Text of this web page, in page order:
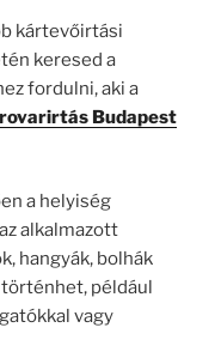
kártevőirtási
keresed a
fordulni, aki a
rovarirtás Budapest
a helyiség
alkalmazott
hangyák, bolhák
például
vagy